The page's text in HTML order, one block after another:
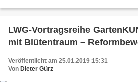
LWG-Vortragsreihe
mit Blütentraum –
Veröffentlicht am 25.01.2019 15:31
Von Dieter Gürz